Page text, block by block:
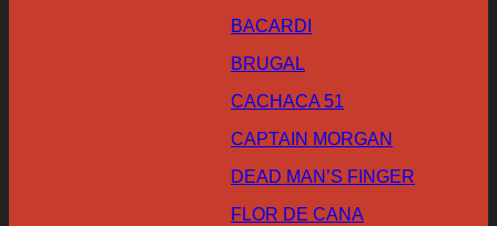
BACARDI
BRUGAL
CACHACA 51
CAPTAIN MORGAN
DEAD MAN’S FINGER
FLOR DE CANA